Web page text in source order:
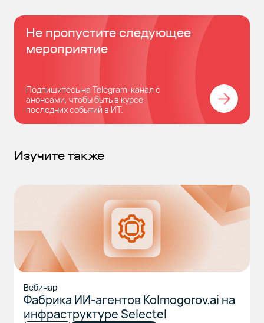
Не пропустите следующее
мероприятие
Подпишитесь на Telegram-канал с
анонсами, чтобы быть в курсе
последних событий в ИТ.
Изучите также
Вебинар
Фабрика ИИ-агентов Kolmogorov.ai на
инфраструктуре Selectel